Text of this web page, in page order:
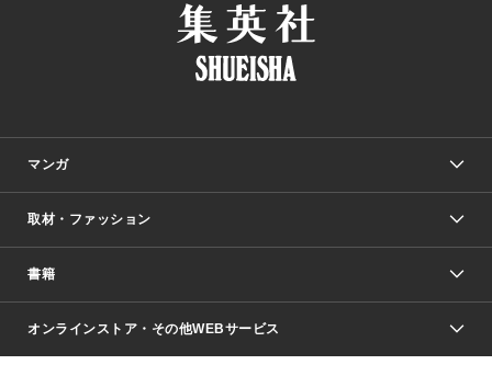
マンガ
少年マンガ
Vジャンプ
週刊ヤングジャンプ
少女マンガ
取材・ファッション
Seventeen
芸能・情報・スポーツ
書籍
文芸・文庫・総合
オンラインストア・その他WEBサービス